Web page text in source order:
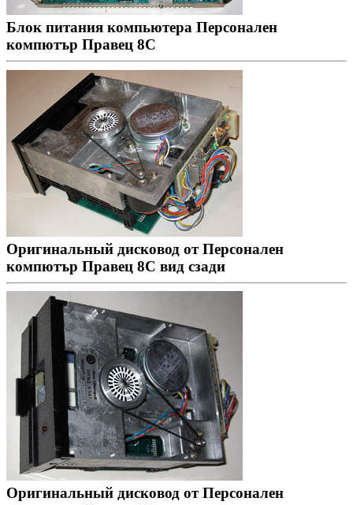
Блок питания компьютера Персонален
компютър Правец 8С
Оригинальный дисковод от Персонален
компютър Правец 8С вид сзади
Оригинальный дисковод от Персонален